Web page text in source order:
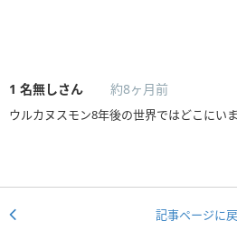
1 名無しさん 約8ヶ月前
ウルカヌスモン8年後の世界ではどこにい
記事ページに